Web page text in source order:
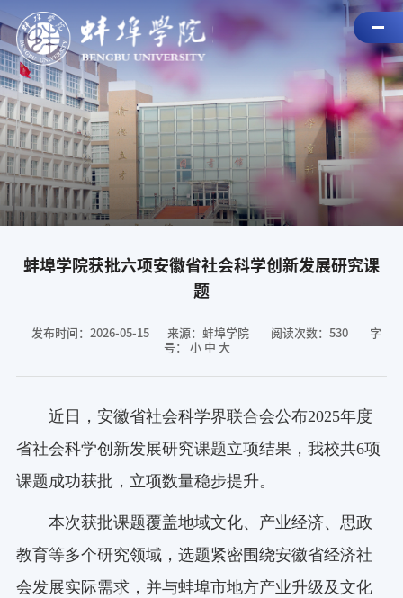
蚌埠学院获批六项安徽省社会科学创新发展研究课
题
发布时间：2026-05-15 来源：蚌埠学院 阅读次数：530
字
号： 小 中 大
近日，安徽省社会科学界联合会公布2025年度
省社会科学创新发展研究课题立项结果，我校共6项
课题成功获批，立项数量稳步提升。
本次获批课题覆盖地域文化、产业经济、思政
教育等多个研究领域，选题紧密围绕安徽省经济社
会发展实际需求，并与蚌埠市地方产业升级及文化